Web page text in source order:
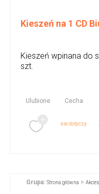
Kieszeń na 1 CD
Kieszeń wpinana do
szt.
Ulubione Cecha
nie dotyczy
Grupa: Strona główna >